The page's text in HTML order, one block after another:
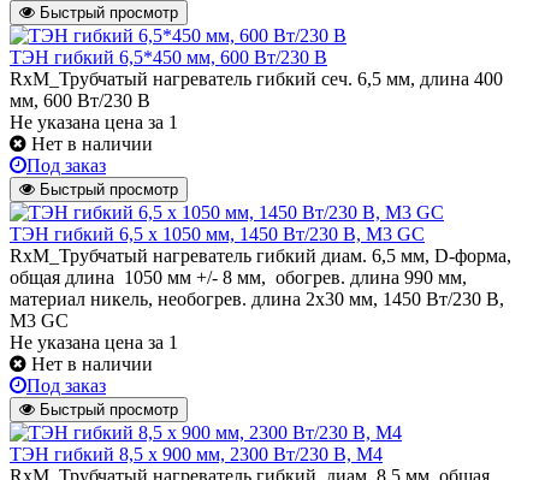
Быстрый просмотр
ТЭН гибкий 6,5*450 мм, 600 Вт/230 В
RxM_Трубчатый нагреватель гибкий сеч. 6,5 мм, длина 400
мм, 600 Вт/230 В
Не указана цена за 1
Нет в наличии
Под заказ
Быстрый просмотр
ТЭН гибкий 6,5 х 1050 мм, 1450 Вт/230 В, M3 GC
RxM_Трубчатый нагреватель гибкий диам. 6,5 мм, D-форма,
общая длина 1050 мм +/- 8 мм, обогрев. длина 990 мм,
материал никель, необогрев. длина 2х30 мм, 1450 Вт/230 В,
M3 GC
Не указана цена за 1
Нет в наличии
Под заказ
Быстрый просмотр
ТЭН гибкий 8,5 x 900 мм, 2300 Вт/230 В, M4
RxM_Трубчатый нагреватель гибкий диам. 8,5 мм, общая